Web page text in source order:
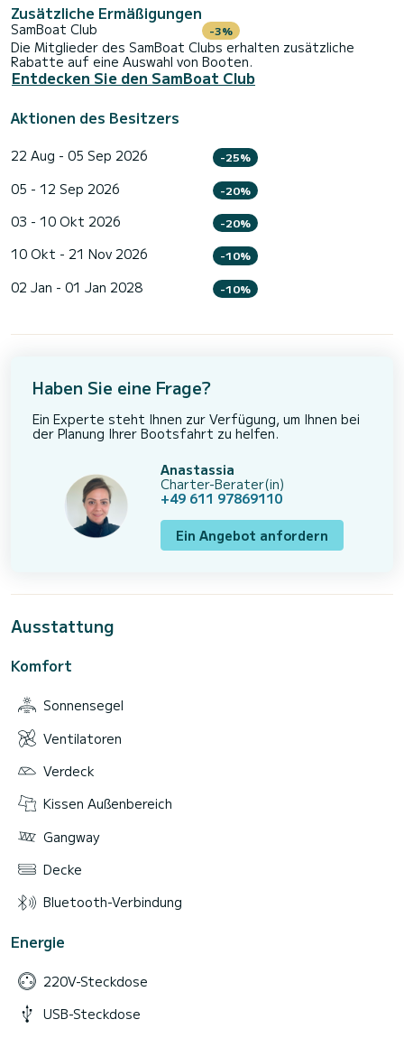
Zusätzliche Ermäßigungen
SamBoat Club -3%
Die Mitglieder des SamBoat Clubs erhalten zusätzliche
Rabatte auf eine Auswahl von Booten.
Entdecken Sie den SamBoat Club
Aktionen des Besitzers
22 Aug - 05 Sep 2026 -25%
05 - 12 Sep 2026 -20%
03 - 10 Okt 2026 -20%
10 Okt - 21 Nov 2026 -10%
02 Jan - 01 Jan 2028 -10%
Haben Sie eine Frage?
Ein Experte steht Ihnen zur Verfügung, um Ihnen bei
der Planung Ihrer Bootsfahrt zu helfen.
Anastassia
Charter-Berater(in)
+49 611 97869110
Ein Angebot anfordern
Ausstattung
Komfort
Sonnensegel
Ventilatoren
Verdeck
Kissen Außenbereich
Gangway
Decke
Bluetooth-Verbindung
Energie
220V-Steckdose
USB-Steckdose